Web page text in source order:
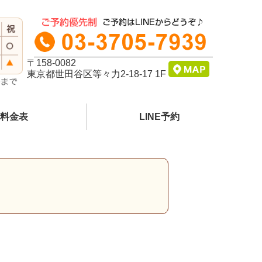
〒158-0082
東京都世田谷区等々力2-18-17 1F
料金表 LINE予約